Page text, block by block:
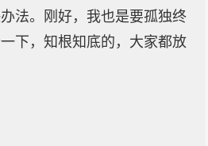
法。刚好，我也是要孤独终
下，知根知底的，大家都放